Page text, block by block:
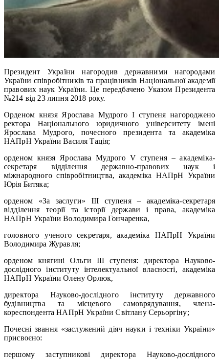
Президент України нагородив державними нагородами
України співробітників та працівників Національної академії
правових наук України. Це передбачено Указом Президента
№214 від 23 липня 2018 року.
Орденом князя Ярослава Мудрого І ступеня нагороджено
ректора Національного юридичного університету імені
Ярослава Мудрого, почесного президента та академіка
НАПрН України Василя Тація;
орденом князя Ярослава Мудрого V ступеня – академіка-
секретаря відділення державно-правових наук i
міжнародного співробітництва, академіка НАПрН України
Юрія Битяка;
орденом «За заслуги» III ступеня – академіка-секретаря
відділення теорії та історії держави і права, академіка
НАПрН України Володимира Гончаренка,
головного ученого секретаря, академіка НАПрН України
Володимира Журавля;
орденом княгині Ольги III ступеня: директора Науково-
дослідного інституту інтелектуальної власності, академіка
НАПрН України Олену Орлюк,
директора Науково-дослідного інституту державного
будівництва та місцевого самоврядування, члена-
кореспондента НАПрН України Світлану Серьоргіну;
Почесні звання «заслужений діяч науки і техніки України»
присвоєно:
першому заступникові директора Науково-дослідного